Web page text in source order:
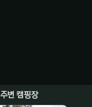
주변 캠핑장